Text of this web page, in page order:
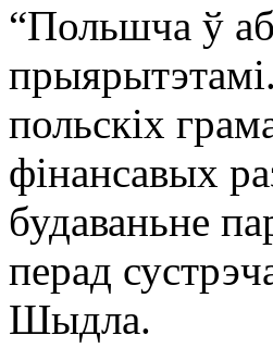
“Польшча ў
польскіх
фінансавых
будаваньне
перад
Шыдла.